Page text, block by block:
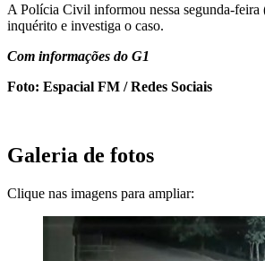
A Polícia Civil informou nessa segunda-feira
inquérito e investiga o caso.
Com informações do G1
Foto: Espacial FM / Redes Sociais
Galeria de fotos
Clique nas imagens para ampliar: